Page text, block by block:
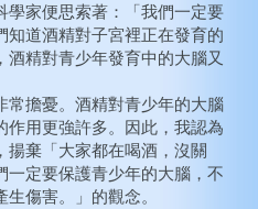
學家便思索著：「我們一定要
知道酒精對子宮裡正在發育的
酒精對青少年發育中的大腦又
常擔憂。酒精對青少年的大腦
作用更強許多。因此，我認為
揚棄「大家都在喝酒，沒關
一定要保護青少年的大腦，不
傷害。」的觀念。